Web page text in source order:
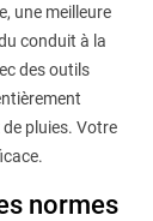
une meilleure
conduit à la
des outils
pluies. Votre
normes